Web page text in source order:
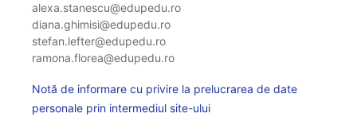
alexa.stanescu@edupedu.ro
diana.ghimisi@edupedu.ro
stefan.lefter@edupedu.ro
ramona.florea@edupedu.ro
Notă de informare cu privire la prelucrarea de date
personale prin intermediul site-ului